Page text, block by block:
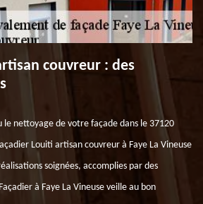
couvreur : des
le nettoyage de votre façade dans le 37120
Louiti artisan couvreur à Faye La Vineuse
soignées, accomplies par des
à Faye La Vineuse veille au bon